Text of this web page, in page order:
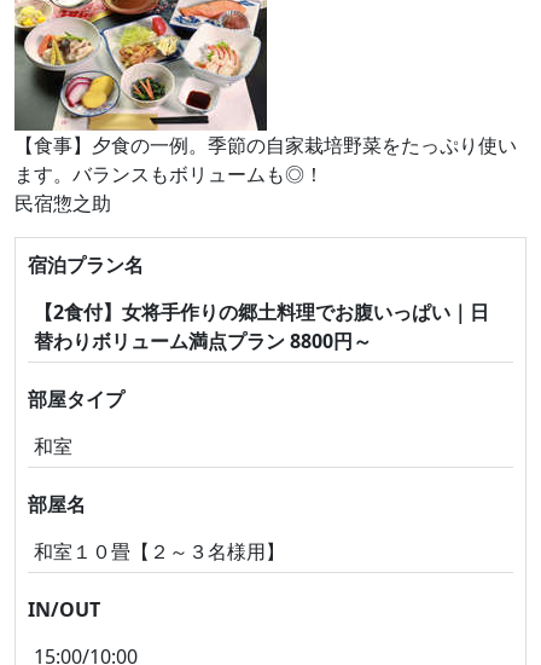
【食事】夕食の一例。季節の自家栽培野菜をたっぷり使い
ます。バランスもボリュームも◎！
民宿惣之助
宿泊プラン名
【2食付】女将手作りの郷土料理でお腹いっぱい｜日
替わりボリューム満点プラン 8800円～
部屋タイプ
和室
部屋名
和室１０畳【２～３名様用】
IN/OUT
15:00/10:00